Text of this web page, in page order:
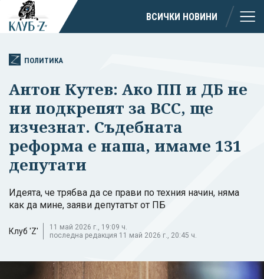
ВСИЧКИ НОВИНИ
ПОЛИТИКА
Антон Кутев: Ако ПП и ДБ не
ни подкрепят за ВСС, ще
изчезнат. Съдебната
реформа е наша, имаме 131
депутати
Идеята, че трябва да се прави по техния начин, няма
как да мине, заяви депутатът от ПБ
Клуб 'Z'
11 май 2026 г., 19:09 ч.
последна редакция 11 май 2026 г., 20:45 ч.